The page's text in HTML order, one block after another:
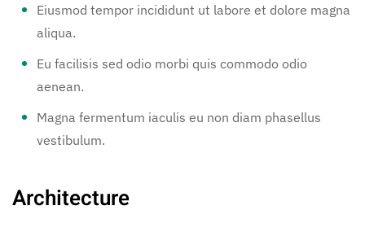
Eiusmod tempor incididunt ut labore et dolore magna
aliqua.
Eu facilisis sed odio morbi quis commodo odio
aenean.
Magna fermentum iaculis eu non diam phasellus
vestibulum.
Architecture